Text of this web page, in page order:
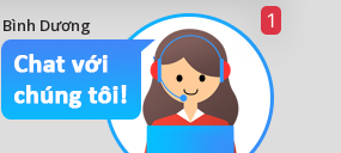
Dương
039
1